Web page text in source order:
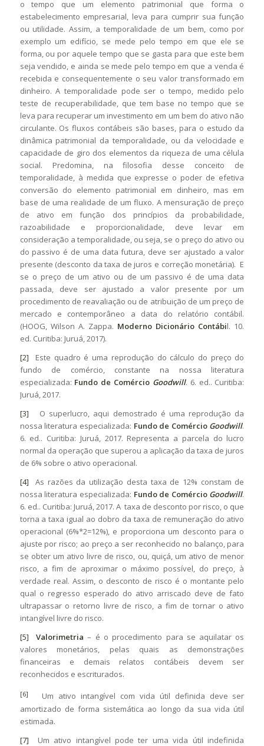
o tempo que um elemento patrimonial que forma o
estabelecimento empresarial, leva para cumprir sua função
ou utilidade. Assim, a temporalidade de um bem, como por
exemplo um edifício, se mede pelo tempo em que ele se
forma, ou por aquele tempo que se gasta para que este bem
seja vendido, e ainda se mede pelo tempo em que a venda é
recebida e consequentemente o seu valor transformado em
dinheiro. A temporalidade pode ser o tempo, medido pelo
teste de recuperabilidade, que tem base no tempo que se
leva para recuperar um investimento em um bem do ativo não
circulante. Os fluxos contábeis são bases, para o estudo da
dinâmica patrimonial da temporalidade, ou da velocidade e
capacidade de giro dos elementos da riqueza de uma célula
social. Predomina, na filosofia desse conceito de
temporalidade, à medida que expresse o poder de efetiva
conversão do elemento patrimonial em dinheiro, mas em
base de uma realidade de um fluxo. A mensuração de preço
de ativo em função dos princípios da probabilidade,
razoabilidade e proporcionalidade, deve levar em
consideração a temporalidade, ou seja, se o preço do ativo ou
do passivo é de uma data futura, deve ser ajustado a valor
presente (desconto da taxa de juros e correção monetária). E
se o preço de um ativo ou de um passivo é de uma data
passada, deve ser ajustado a valor presente por um
procedimento de reavaliação ou de atribuição de um preço de
mercado e contemporâneo a data do relatório contábil.
(HOOG, Wilson A. Zappa. Moderno Dicionário Contábil. 10.
ed. Curitiba: Juruá, 2017).
[2] Este quadro é uma reprodução do cálculo do preço do
fundo de comércio, constante na nossa literatura
especializada: Fundo de Comércio Goodwill. 6. ed.. Curitiba:
Juruá, 2017.
[3] O superlucro, aqui demostrado é uma reprodução da
nossa literatura especializada: Fundo de Comércio Goodwill.
6. ed.. Curitiba: Juruá, 2017. Representa a parcela do lucro
normal da operação que superou a aplicação da taxa de juros
de 6% sobre o ativo operacional.
[4] As razões da utilização desta taxa de 12% constam de
nossa literatura especializada: Fundo de Comércio Goodwill.
6. ed.. Curitiba: Juruá, 2017. A taxa de desconto por risco, o que
torna a taxa igual ao dobro da taxa de remuneração do ativo
operacional (6%*2=12%), e proporciona um desconto para o
ajuste por risco; ao preço a ser reconhecido no balanço, para
se obter um ativo livre de risco, ou, quiçá, um ativo de menor
risco, a fim de aproximar o máximo possível, do preço, à
verdade real. Assim, o desconto de risco é o montante pelo
qual o regresso esperado do ativo arriscado deve de fato
ultrapassar o retorno livre de risco, a fim de tornar o ativo
intangível livre do risco.
[5]
Valorimetria – é o procedimento para se aquilatar os
valores monetários, pelas quais as demonstrações
financeiras e demais relatos contábeis devem ser
reconhecidos e escriturados.
[6]
Um ativo intangível com vida útil definida deve ser
amortizado de forma sistemática ao longo da sua vida útil
estimada.
[7] Um ativo intangível pode ter uma vida útil indefinida